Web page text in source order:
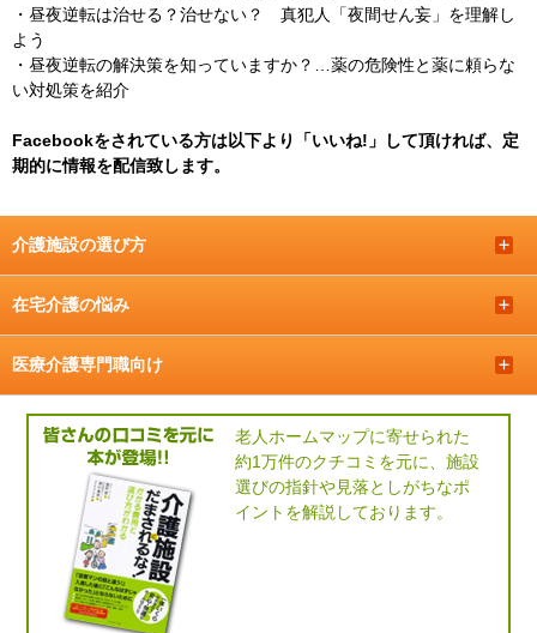
・ 昼夜逆転は治せる？治せない？ 真犯人「夜間せん妄」を理解し
よう
・ 昼夜逆転の解決策を知っていますか？…薬の危険性と薬に頼らな
い対処策を紹介
Facebookをされている方は以下より「いいね!」して頂ければ、定
期的に情報を配信致します。
介護施設の選び方
在宅介護の悩み
医療介護専門職向け
老人ホームマップに寄せられた
約1万件のクチコミを元に、施設
選びの指針や見落としがちなポ
イントを解説しております。